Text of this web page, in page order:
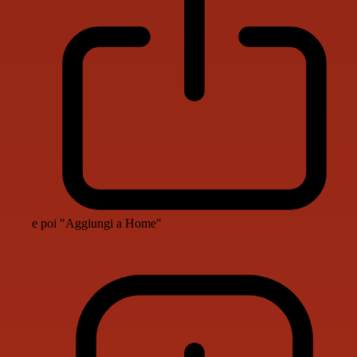
e poi "Aggiungi a Home"